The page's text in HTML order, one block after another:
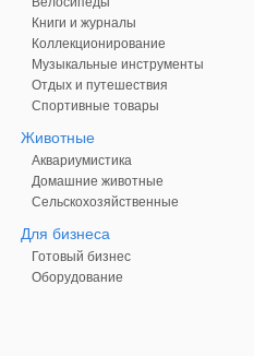
Книги и журналы
Коллекционирование
Музыкальные инструменты
Отдых и путешествия
Спортивные товары
Животные
Аквариумистика
Домашние животные
Сельскохозяйственные
Для бизнеса
Готовый бизнес
Оборудование